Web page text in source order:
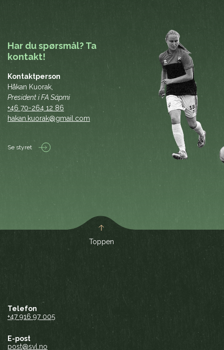
Har du spørsmål? Ta
kontakt!
Kontaktperson
Håkan Kuorak,
President i FA Sápmi
+46 70-264 12 86
hakan.kuorak@gmail.com
Se styret
Toppen
Telefon
+47 916 97 005
E-post
post@svl.no